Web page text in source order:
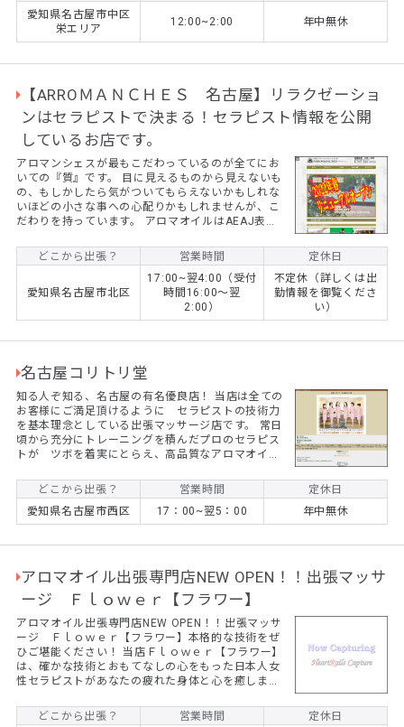
愛知県名古屋市中区
栄エリア
12:00~2:00 年中無休
【ARROＭＡＮＣＨＥＳ 名古屋】リラクゼーショ
ンはセラピストで決まる！セラピスト情報を公開
しているお店です。
アロマンシェスが最もこだわっているのが全てにお
いての『質』です。 目に見えるものから見えないも
の、もしかしたら気がついてもらえないかもしれな
いほどの小さな事への心配りかもしれませんが、こ
だわりを持っています。 アロマオイルはAEAJ表示
また、セラピスト情報の公開もできるだけ行なうよ
うにし、初めてのお客様でも安心してお問い合わせ
いただけるようにしています。 お客様やセラピスト
との信用、信頼を第一に考えているお店です。 最高
の質だけを取り扱う事で得られる贅沢三昧はアロマ
ンシェスにお任せください。
どこから出張？ 営業時間 定休日
愛知県名古屋市北区
17:00~翌4:00（受付
時間16:00～翌
2:00）
不定休（詳しくは出
勤情報を御覧くださ
い）
名古屋コリトリ堂
知る人ぞ知る、名古屋の有名優良店！ 当店は全ての
お客様にご満足頂けるように セラピストの技術力
を基本理念としている出張マッサージ店です。 常日
頃から充分にトレーニングを積んだプロのセラピス
トが ツボを着実にとらえ、高品質なアロマオイル
０％以上の技をご堪能下さいませ。 今なら、 ☆ご
新規のお客様割引きキャンペーン中☆ 90分以上のコ
ース 終日2000円OFF ※他の割引と併用できませ
ん ★365日割引キャンペーン★ ★最大6000円割引
どこから出張？ 営業時間
定休日
愛知県名古屋市西区
17：00~翌5：00 年中無休
アロマオイル出張専門店NEW OPEN！！出張マッサ
ージ Ｆｌｏｗｅｒ【フラワー】
アロマオイル出張専門店NEW OPEN！！出張マッサ
ージ Ｆｌｏｗｅｒ【フラワー】本格的な技術をぜ
ひご堪能ください！ 当店Ｆｌｏｗｅｒ【フラワー】
は、確かな技術とおもてなしの心をもった日本人女
性セラピストがあなたの疲れた身体と心を癒しま
い。
どこから出張？ 営業時間
定休日